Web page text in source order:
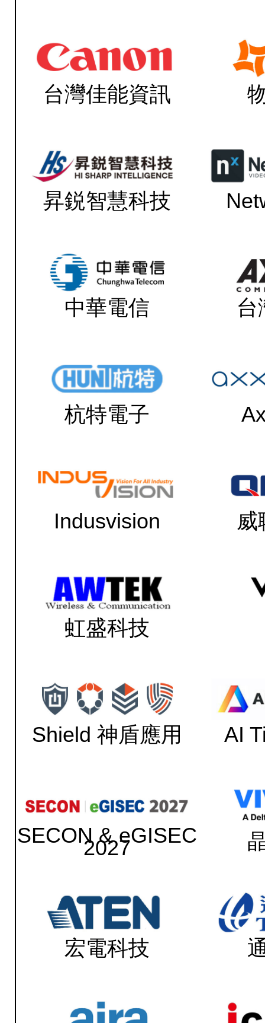
台灣佳能資訊
昇鋭智慧科技
中華電信 台
杭特電子
Indusvision 威
虹盛科技
Shield 神盾應用 AI
SECON & eGISEC
2027
宏電科技